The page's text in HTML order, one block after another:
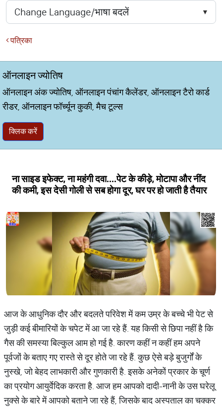
पत्रिका
ऑनलाइन ज्योतिष
ऑनलाइन अंक ज्योतिष, ऑनलाइन पंचांग कैलेंडर, ऑनलाइन टैरो कार्ड
रीडर, ऑनलाइन फॉर्च्यून कुकी, मैच टूल्स
क्लिक करें
ना साइड इफेक्ट, ना महंगी दवा....पेट के कीड़े, मोटापा और नींद
की कमी, इस देसी गोली से सब होगा दूर, घर पर हो जाती है तैयार
आज के आधुनिक दौर और बदलते परिवेश में कम उम्र के बच्चे भी पेट से
जुड़ी कई बीमारियों के चपेट में आ जा रहे हैं. यह किसी से छिपा नहीं है कि
गैस की समस्या बिल्कुल आम हो गई है. कारण कहीं न कहीं हम अपने
पूर्वजों के बताए गए रास्ते से दूर होते जा रहे हैं. कुछ ऐसे बड़े बुजुर्गों के
नुस्खे, जो बेहद लाभकारी और गुणकारी है. इसके अनेकों प्रकार के चूर्ण
का प्रयोग आयुर्वेदिक करता है. आज हम आपको दादी-नानी के उस घरेलू
नुक्से के बारे में आपको बताने जा रहे हैं, जिसके बाद अस्पताल का चक्कर